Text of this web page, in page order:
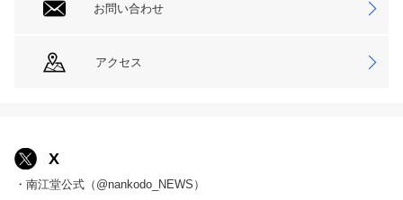
お問い合わせ
アクセス
X
・南江堂公式（@nankodo_NEWS）